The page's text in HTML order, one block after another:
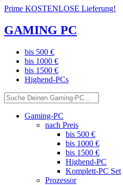
Prime KOSTENLOSE Lieferung!
GAMING PC
bis 500 €
bis 1000 €
bis 1500 €
Highend-PCs
Gaming-PC
nach Preis
bis 500 €
bis 1000 €
bis 1500 €
Highend-PC
Komplett-PC Set
Prozessor